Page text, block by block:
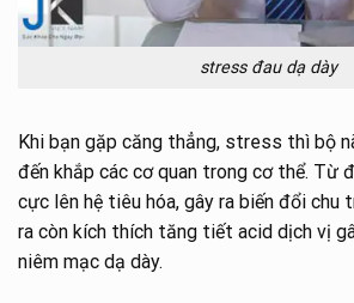
stress đau dạ dày
Khi bạn gặp căng thẳng, stress thì bộ
đến khắp các cơ quan trong cơ thể. Từ
cực lên hệ tiêu hóa, gây ra biến đổi chu
ra còn kích thích tăng tiết acid dịch vị
niêm mạc dạ dày.